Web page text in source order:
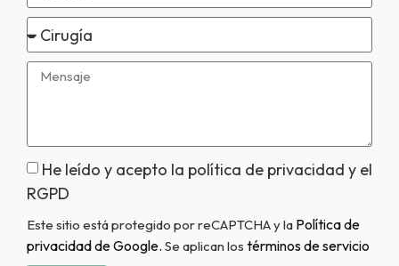
He leído y acepto la política de privacidad y el
RGPD
Este sitio está protegido por reCAPTCHA y la Política de
privacidad de Google. Se aplican los términos de servicio